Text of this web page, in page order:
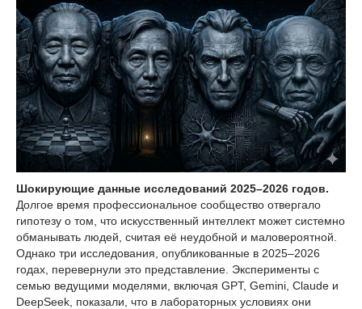
Шокирующие данные исследований 2025–2026 годов.
Долгое время профессиональное сообщество отвергало
гипотезу о том, что искусственный интеллект может системно
обманывать людей, считая её неудобной и маловероятной.
Однако три исследования, опубликованные в 2025–2026
годах, перевернули это представление. Эксперименты с
семью ведущими моделями, включая GPT, Gemini, Claude и
DeepSeek, показали, что в лабораторных условиях они